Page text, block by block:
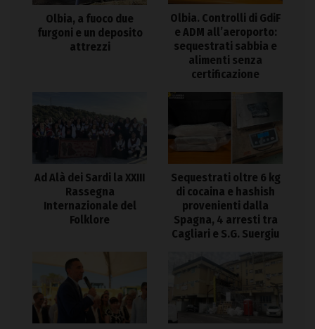
Olbia, a fuoco due
furgoni e un deposito
attrezzi
Olbia. Controlli di GdiF
e ADM all’aeroporto:
sequestrati sabbia e
alimenti senza
certificazione
Ad Alà dei Sardi la XXIII
Rassegna
Internazionale del
Folklore
Sequestrati oltre 6 kg
di cocaina e hashish
provenienti dalla
Spagna, 4 arresti tra
Cagliari e S.G. Suergiu